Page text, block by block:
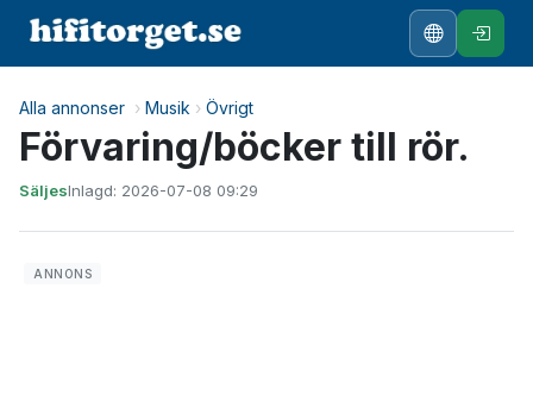
Alla annonser › Musik › Övrigt
Förvaring/böcker till rör.
SäljesInlagd: 2026-07-08 09:29